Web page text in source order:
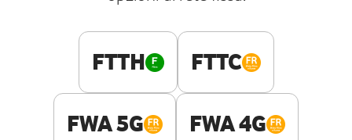
FTTH FTTC
FWA 5G FWA 4G